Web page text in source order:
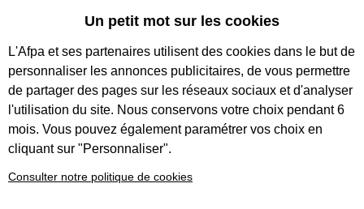
NOS FORMATIONS
QUALIFIANTES
Nos formations
qualifiantes
Apprenez un métier, réussissez
reconnu du ministère du Travail.
Un petit mot sur les cookies
L'Afpa et ses partenaires utilisent des cookies dans le but de
personnaliser les annonces publicitaires, de vous permettre
de partager des pages sur les réseaux sociaux et d'analyser
l'utilisation du site. Nous conservons votre choix pendant 6
mois. Vous pouvez également paramétrer vos choix en
cliquant sur "Personnaliser".
Consulter notre politique de cookies